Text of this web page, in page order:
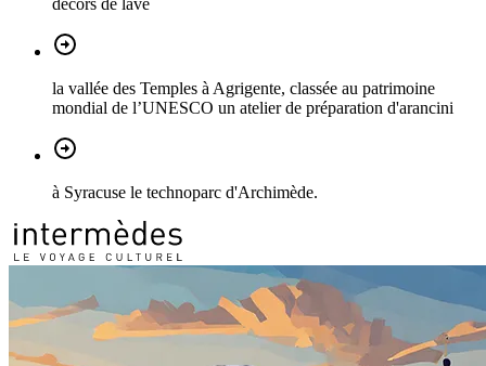
la vallée des Temples à Agrigente, classée au patrimoine
mondial de l’UNESCO un atelier de préparation d'arancini
à Syracuse le technoparc d'Archimède.